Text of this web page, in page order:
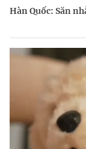
Hàn Quốc: Săn